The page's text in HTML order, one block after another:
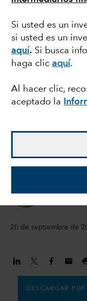
Si usted es un
si usted es un
aquí. Si busca
haga clic aquí.
Al hacer clic,
aceptado la
RENTA VARIABLE
¿Es el
volver a
de renta
Katharine
Directora
20 de septiembre de
DESCARGAR PDF